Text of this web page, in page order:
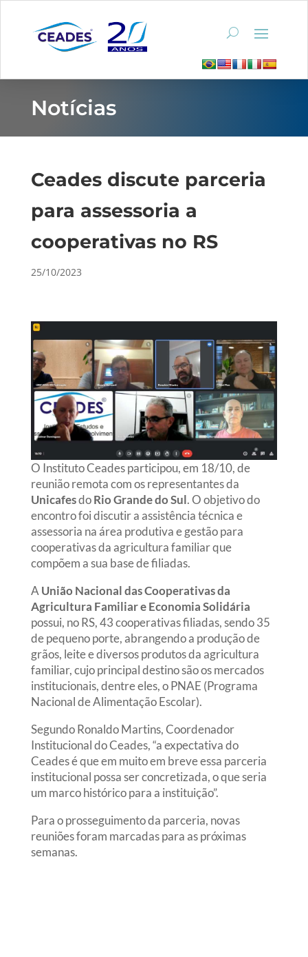
Notícias
Ceades discute parceria
para assessoria a
cooperativas no RS
25/10/2023
O Instituto Ceades participou, em 18/10, de
reunião remota com os representantes da
UnicafesdoRio Grande do Sul. O objetivo do
encontro foi discutir a assistência técnica e
assessoria na área produtiva e gestão para
cooperativas da agricultura familiar que
compõem a sua base de filiadas.
A União Nacional das Cooperativas da
Agricultura Familiar e Economia Solidária
possui, no RS, 43 cooperativas filiadas, sendo 35
de pequeno porte, abrangendo a produção de
grãos, leite e diversos produtos da agricultura
familiar, cujo principal destino são os mercados
institucionais, dentre eles, o PNAE (Programa
Nacional de Alimentação Escolar).
Segundo Ronaldo Martins, Coordenador
Institucional do Ceades, “a expectativa do
Ceades é que em muito em breve essa parceria
institucional possa ser concretizada, o que seria
um marco histórico para a instituição”.
Para o prosseguimento da parceria, novas
reuniões foram marcadas para as próximas
semanas.